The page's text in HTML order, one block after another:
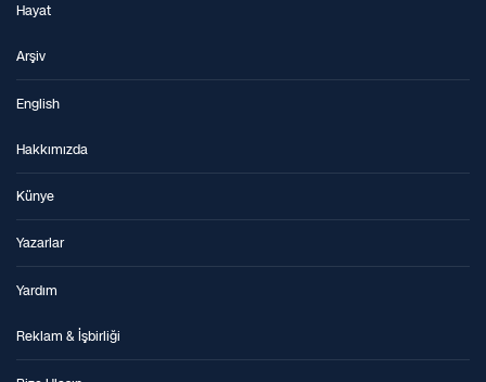
Hayat
Arşiv
English
Hakkımızda
Künye
Yazarlar
Yardım
Reklam & İşbirliği